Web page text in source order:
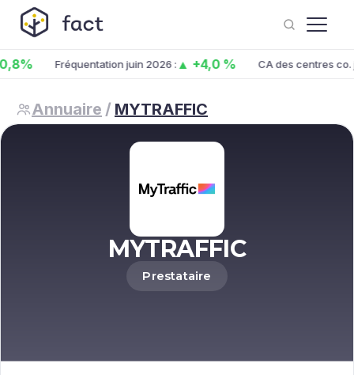
Fréquentation juin 2026 :▲ +4,0 % CA des centres co. juin
Annuaire / MYTRAFFIC
MYTRAFFIC
Prestataire